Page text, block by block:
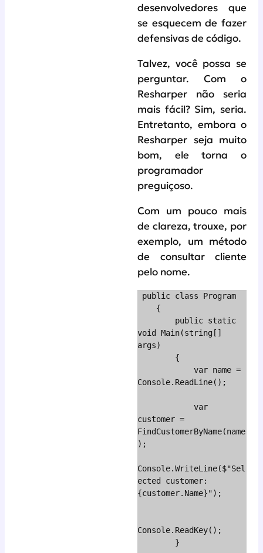
desenvolvedores que
se esquecem de fazer
defensivas de código.
Talvez, você possa se
perguntar. Com o
Resharper não seria
mais fácil? Sim, seria.
Entretanto, embora o
Resharper seja muito
bom, ele torna o
programador
preguiçoso.
Com um pouco mais
de clareza, trouxe, por
exemplo, um método
de consultar cliente
pelo nome.
void Main(string[]
args)
Console.ReadLine();
customer =
FindCustomerByName(name
);
Console.WriteLine($"Sel
ected customer:
{customer.Name}");
Console.ReadKey();